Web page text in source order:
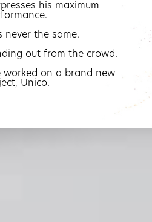
his maximum
never the same.
out from the crowd.
worked on a brand new
Unico.